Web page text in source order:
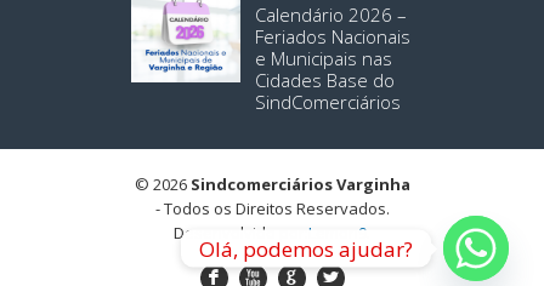
Calendário 2026 –
Feriados Nacionais
e Municipais nas
Cidades Base do
SindComerciários
© 2026 Sindcomerciários Varginha
- Todos os Direitos Reservados.
Desenvolvido por: Lemon9
F X G L
Olá, podemos ajudar?